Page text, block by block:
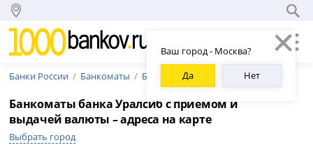
Ваш город - Москва?
Да
Нет
Банки России Банкоматы Банкоматы банка Уралсиб
Банкоматы банка Уралсиб с приемом и
выдачей валюты – адреса на карте
Выбрать город